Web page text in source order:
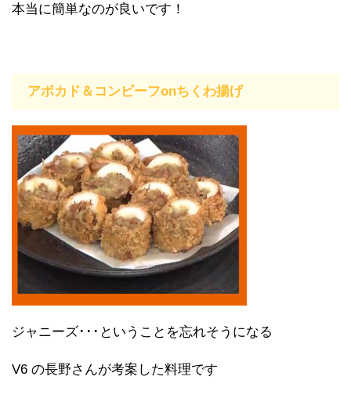
本当に簡単なのが良いです！
アボカド＆コンビーフonちくわ揚げ
ジャニーズ･･･ということを忘れそうになる
V6 の長野さんが考案した料理です